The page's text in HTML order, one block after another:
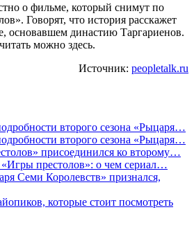
о фильме, который снимут по
Говорят, что история расскажет
основавшем династию Таргариенов.
можно здесь.
Источник: peopletalk.ru
второго сезона «Рыцаря…
второго сезона «Рыцаря…
присоединился ко второму…
престолов»: о чем сериал…
Семи Королевств» признался,
которые стоит посмотреть